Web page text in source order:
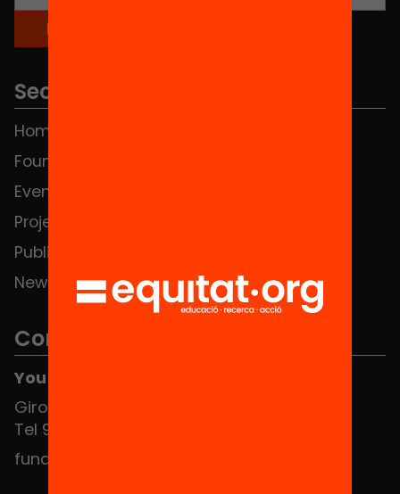
Sections
Home
Foundation
Events
Projects
Publications and videos
News
Contact
You can find us at the Social HUB
Girona 34, interior 08010 Barcelona
Tel 934 588 700
fundacio@equitat.org